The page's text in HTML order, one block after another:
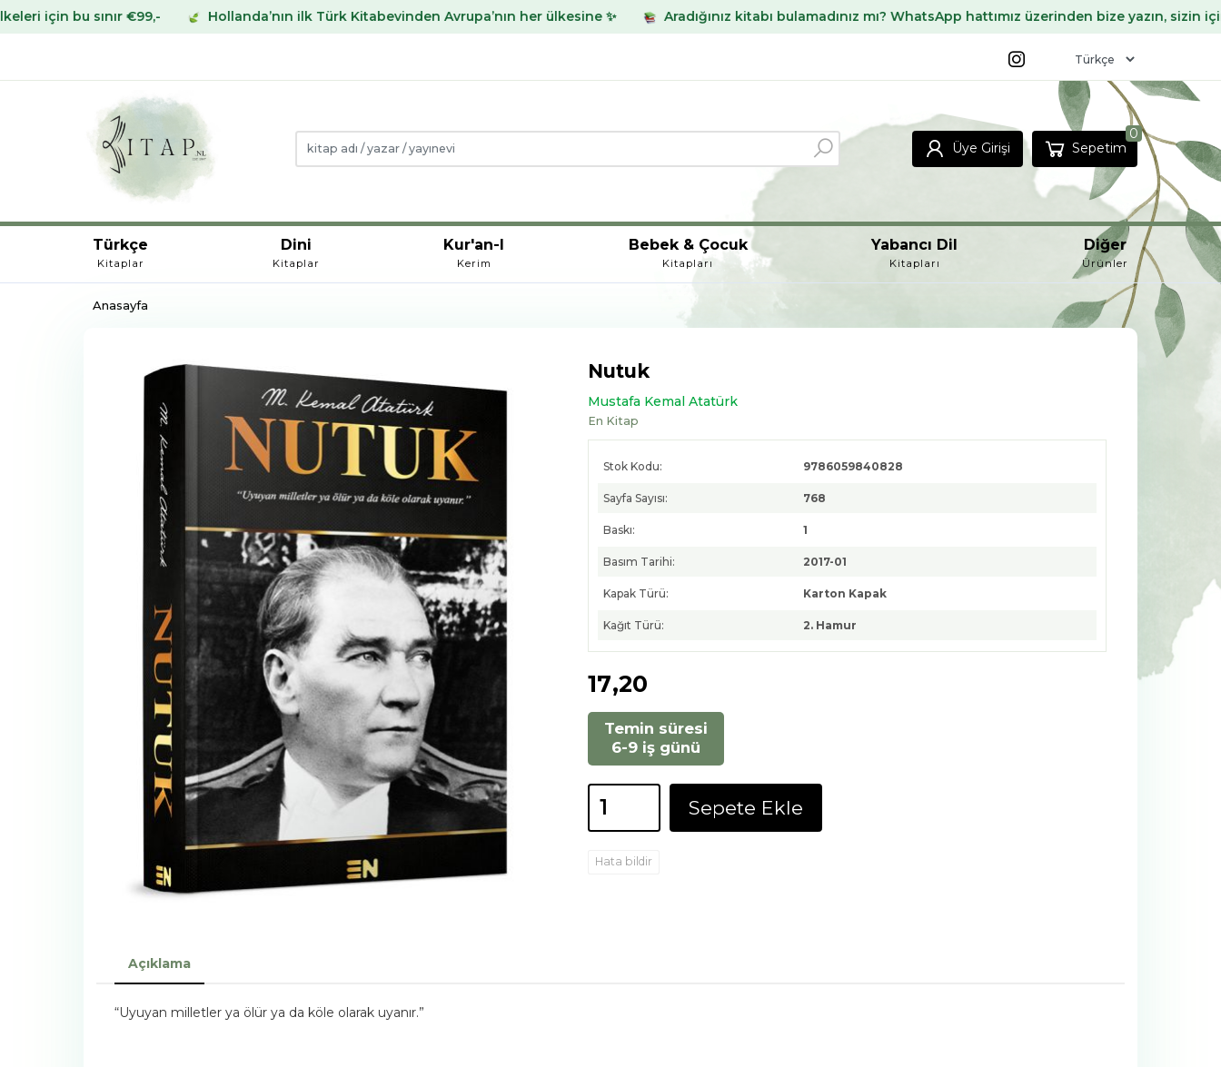
€99,- Hollanda’nın ilk Türk Kitabevinden Avrupa’nın her ülkesine ✨ Aradığınız kitabı bulamadınız mı? WhatsApp hattımız üzerinden bize yazın, sizin için temin
Üye Girişi Sepetim
0
Türkçe
Kitaplar
Dini
Kitaplar
Kur'an-I
Kerim
Bebek & Çocuk
Kitapları
Yabancı Dil
Kitapları
Diğer
Ürünler
Anasayfa
Nutuk
Mustafa Kemal Atatürk
En Kitap
Stok Kodu: 9786059840828
Sayfa Sayısı: 768
Baskı: 1
Basım Tarihi: 2017-01
Kapak Türü: Karton Kapak
Kağıt Türü: 2. Hamur
17,20
Temin süresi
6-9 iş günü
Sepete Ekle
Hata bildir
Açıklama
“Uyuyan milletler ya ölür ya da köle olarak uyanır.”